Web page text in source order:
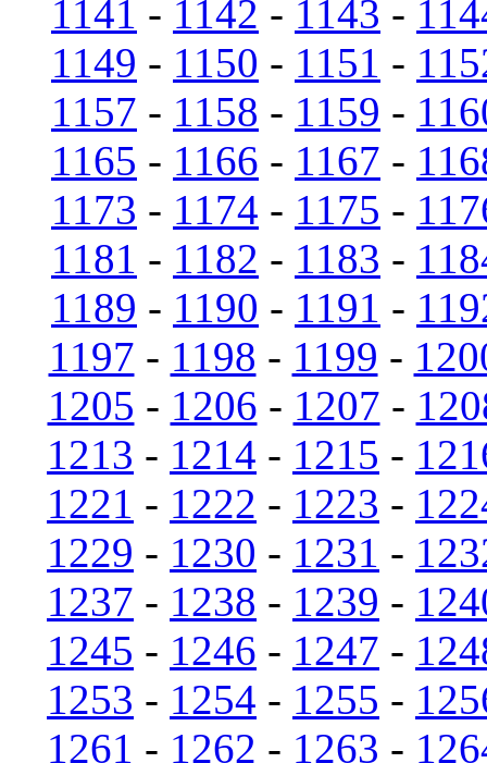
1141 - 1142 - 1143 -
1149 - 1150 - 1151 -
1157 - 1158 - 1159 -
1165 - 1166 - 1167 -
1173 - 1174 - 1175 -
1181 - 1182 - 1183 -
1189 - 1190 - 1191 -
1197 - 1198 - 1199 -
1205 - 1206 - 1207 -
1213 - 1214 - 1215 -
1221 - 1222 - 1223 -
1229 - 1230 - 1231 -
1237 - 1238 - 1239 -
1245 - 1246 - 1247 -
1253 - 1254 - 1255 -
1261 - 1262 - 1263 -